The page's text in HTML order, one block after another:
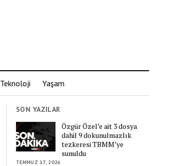
Teknoloji Yaşam
SON YAZILAR
Özgür Özel’e ait 3 dosya
dahil 9 dokunulmazlık
tezkeresi TBMM’ye
sunuldu
TEMMUZ 17, 2026